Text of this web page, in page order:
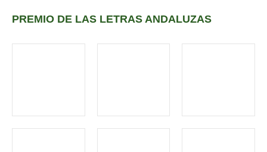
PREMIO DE LAS LETRAS ANDALUZAS